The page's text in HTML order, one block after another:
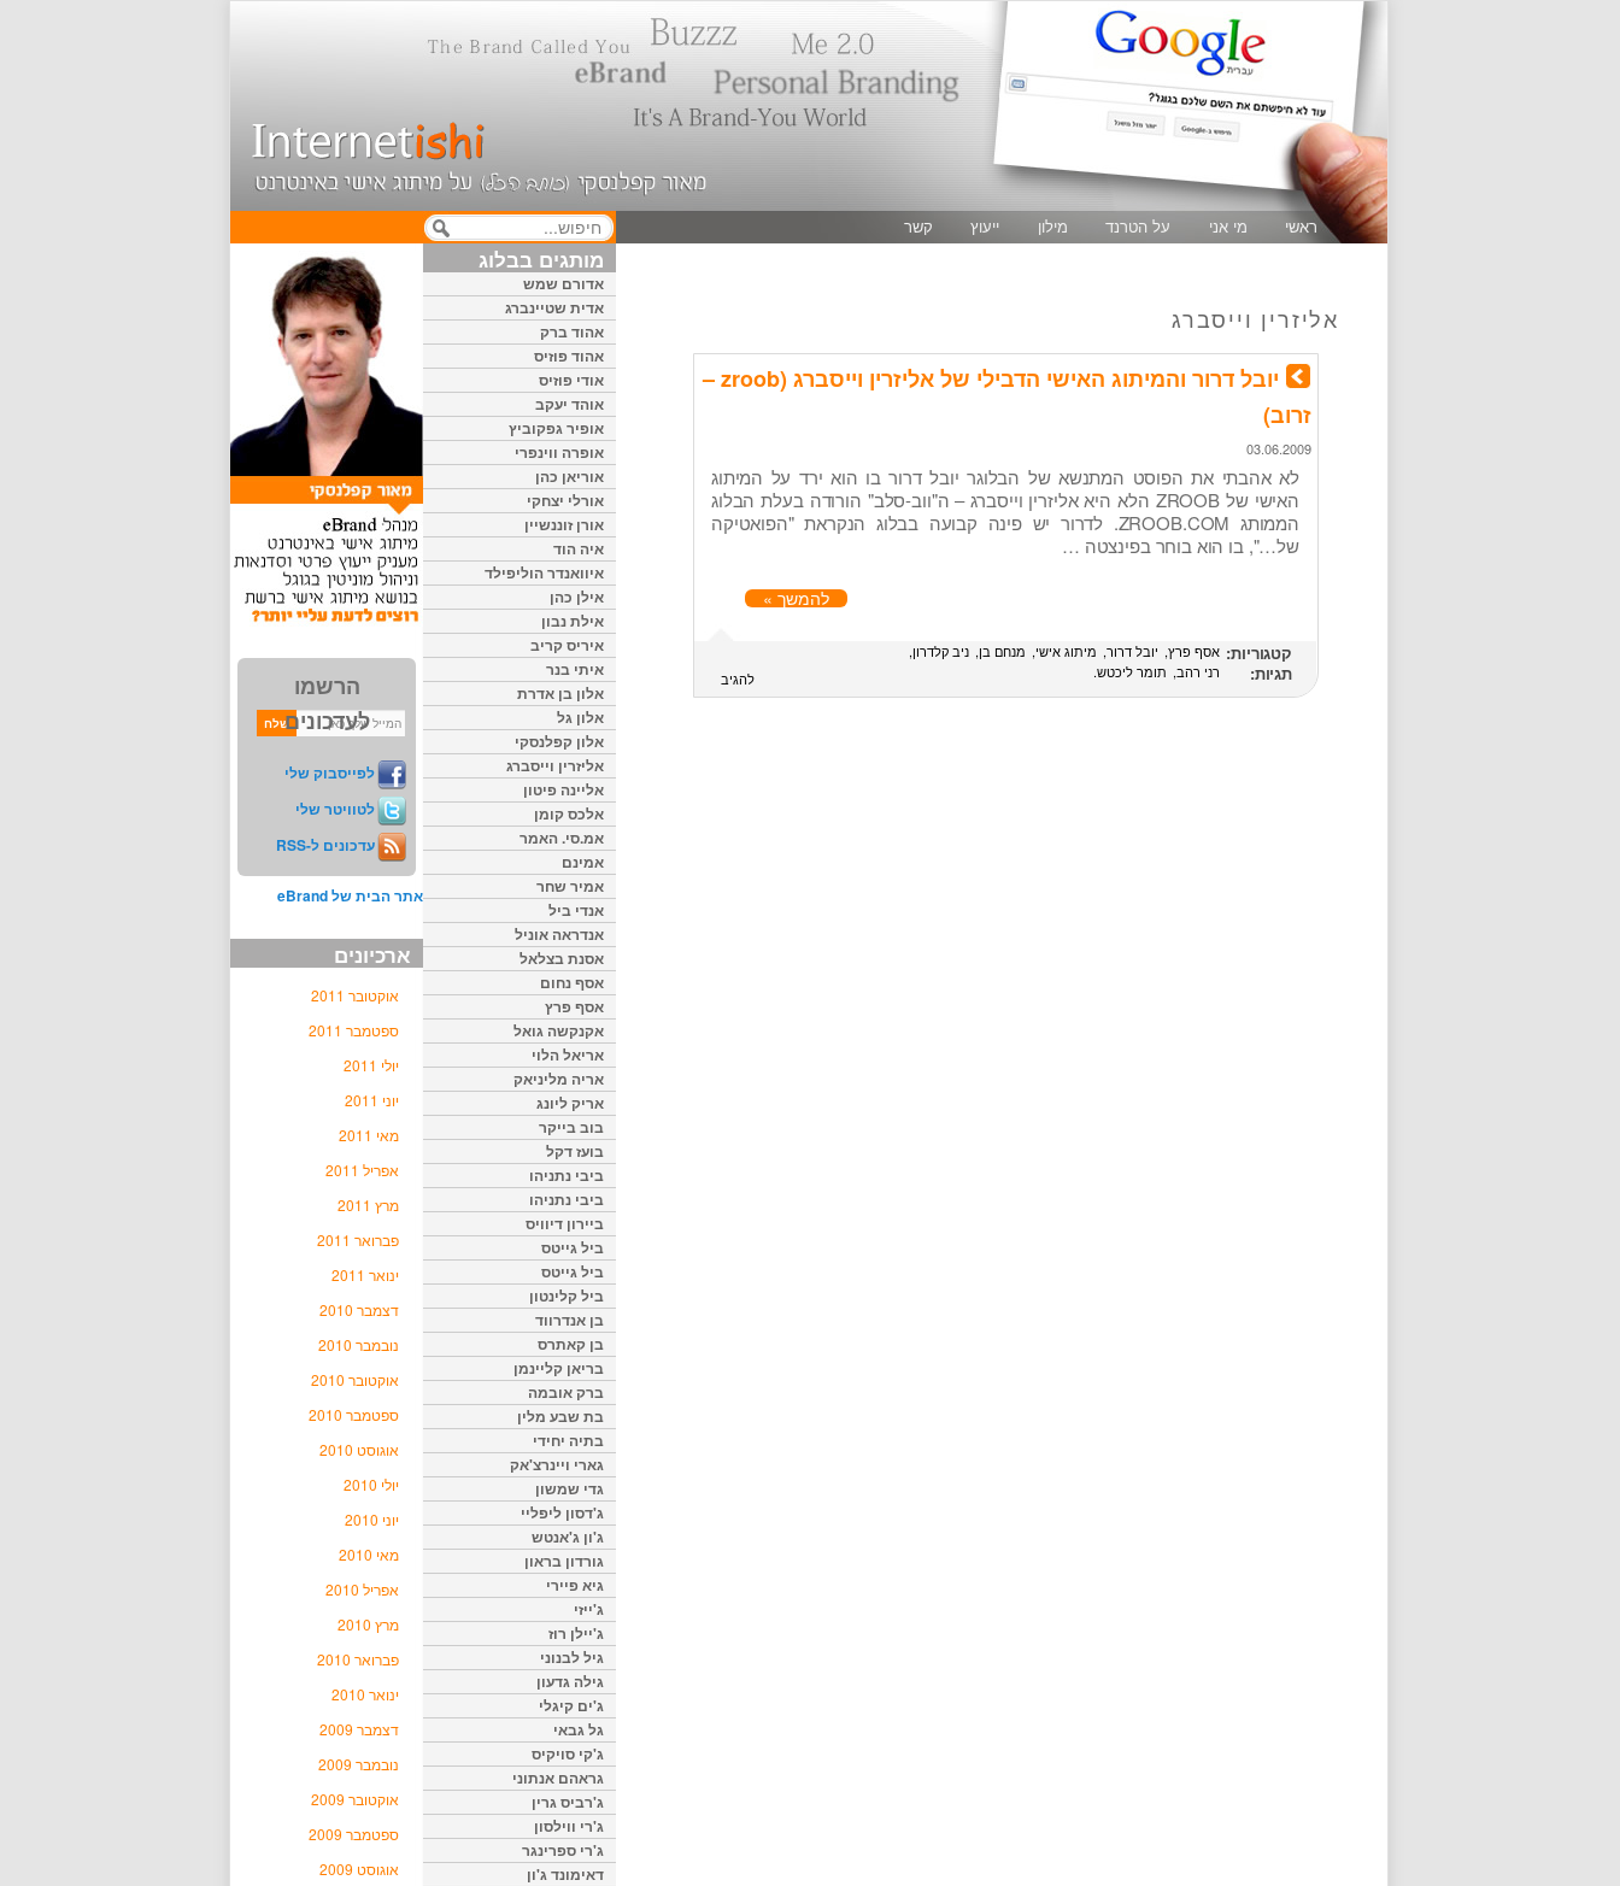
ראשי מי אני על הטרנד מילון ייעוץ קשר
אליזרין וייסברג
יובל דרור והמיתוג האישי הדבילי של אליזרין וייסברג (zroob –
זרוב)
03.06.2009
לא אהבתי את הפוסט המתנשא של הבלוגר יובל דרור בו הוא ירד על המיתוג
האישי של ZROOB הלא היא אליזרין וייסברג – ה"ווב-סלב" הורודה בעלת הבלוג
הממותג ZROOB.COM. לדרור יש פינה קבועה בבלוג הנקראת "הפואטיקה
של…", בו הוא בוחר בפינצטה …
להמשך »
קטגוריות: אסף פרץ יובל דרור מיתוג אישי מנחם בן ניב קלדרון
רני רהב תומר ליכטש תגיות: להגיב
הרשמו
לעדכונים
לפייסבוק שלי
לטוויטר שלי
עדכונים ל-RSS
אתר הבית של eBrand
ארכיונים
אוקטובר 2011
ספטמבר 2011
יולי 2011
יוני 2011
מאי 2011
אפריל 2011
מרץ 2011
פברואר 2011
ינואר 2011
דצמבר 2010
נובמבר 2010
אוקטובר 2010
ספטמבר 2010
אוגוסט 2010
יולי 2010
יוני 2010
מאי 2010
אפריל 2010
מרץ 2010
פברואר 2010
ינואר 2010
דצמבר 2009
נובמבר 2009
אוקטובר 2009
ספטמבר 2009
אוגוסט 2009
מותגים בבלוג
אדורם שמש
אדית שטיינברג
אהוד ברק
אהוד פוזיס
אודי פוזיס
אוהד יעקב
אופיר גפקוביץ
אופרה ווינפרי
אוריאן כהן
אורלי יצחקי
אורן זוננשיין
איה הוד
איוואנדר הוליפילד
אילן כהן
אילת נבון
איריס קריב
איתי בנר
אלון בן אדרת
אלון גל
אלון קפלנסקי
אליזרין וייסברג
אליינה פיטון
אלכס קומן
אמ.סי. האמר
אמינם
אמיר שחר
אנדי ביל
אנדראה אוניל
אסנת בצלאל
אסף נחום
אסף פרץ
אקנקשה גואל
אריאל הלוי
אריה מליניאק
אריק ליונג
בוב בייקר
בועז דקל
ביבי נתניהו
ביבי נתניהו
ביירון דיוויס
ביל גייטס
ביל גייטס
ביל קלינטון
בן אנדרווד
בן קאתרס
בריאן קליינמן
ברק אובמה
בת שבע מלין
בתיה יחידי
גארי ויינרצ'אק
גדי שמשון
ג'דסון ליפליי
ג'ון ג'אנטש
גורדון בראון
גיא פיירי
ג'ייזי
ג'יילן רוז
גיל לבנוני
גילה גדעון
ג'ים קיגלי
גל גבאי
ג'קי סויקיס
גראהם אנתוני
ג'רביס גרין
ג'רי ווילסון
ג'רי ספרינגר
דאימונד ג'ון